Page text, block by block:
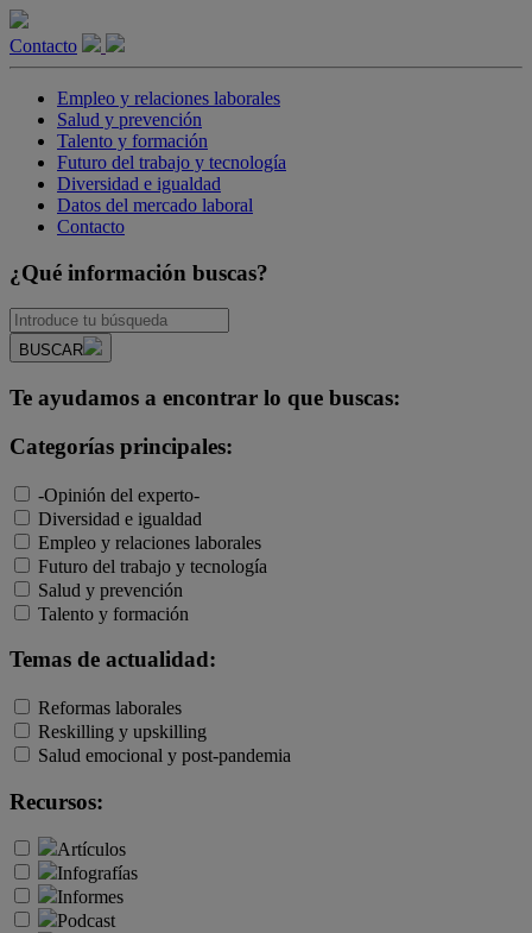
Contacto
Empleo y relaciones laborales
Salud y prevención
Talento y formación
Futuro del trabajo y tecnología
Diversidad e igualdad
Datos del mercado laboral
Contacto
¿Qué información buscas?
BUSCAR
Te ayudamos a encontrar lo que buscas:
Categorías principales:
-Opinión del experto-
Diversidad e igualdad
Empleo y relaciones laborales
Futuro del trabajo y tecnología
Salud y prevención
Talento y formación
Temas de actualidad:
Reformas laborales
Reskilling y upskilling
Salud emocional y post-pandemia
Recursos:
Artículos
Infografías
Informes
Podcast